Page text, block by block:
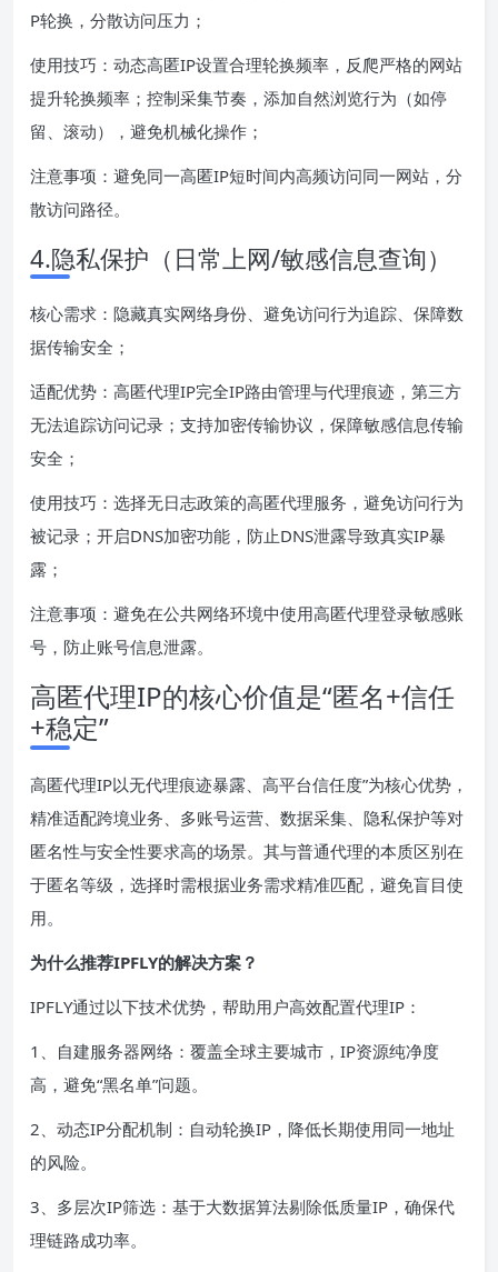
P轮换，分散访问压力；
使用技巧：动态高匿IP设置合理轮换频率，反爬严格的网站
提升轮换频率；控制采集节奏，添加自然浏览行为（如停
留、滚动），避免机械化操作；
注意事项：避免同一高匿IP短时间内高频访问同一网站，分
散访问路径。
4.隐私保护（日常上网/敏感信息查询）
核心需求：隐藏真实网络身份、避免访问行为追踪、保障数
据传输安全；
适配优势：高匿代理IP完全IP路由管理与代理痕迹，第三方
无法追踪访问记录；支持加密传输协议，保障敏感信息传输
安全；
使用技巧：选择无日志政策的高匿代理服务，避免访问行为
被记录；开启DNS加密功能，防止DNS泄露导致真实IP暴
露；
注意事项：避免在公共网络环境中使用高匿代理登录敏感账
号，防止账号信息泄露。
高匿代理IP的核心价值是“匿名+信任
+稳定”
高匿代理IP以无代理痕迹暴露、高平台信任度”为核心优势，
精准适配跨境业务、多账号运营、数据采集、隐私保护等对
匿名性与安全性要求高的场景。其与普通代理的本质区别在
于匿名等级，选择时需根据业务需求精准匹配，避免盲目使
用。
为什么推荐IPFLY的解决方案？
IPFLY通过以下技术优势，帮助用户高效配置代理IP：
1、自建服务器网络：覆盖全球主要城市，IP资源纯净度
高，避免“黑名单”问题。
2、动态IP分配机制：自动轮换IP，降低长期使用同一地址
的风险。
3、多层次IP筛选：基于大数据算法剔除低质量IP，确保代
理链路成功率。